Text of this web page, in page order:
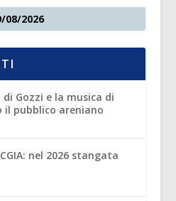
08/2026
Gozzi e la musica di
il pubblico areniano
nel 2026 stangata